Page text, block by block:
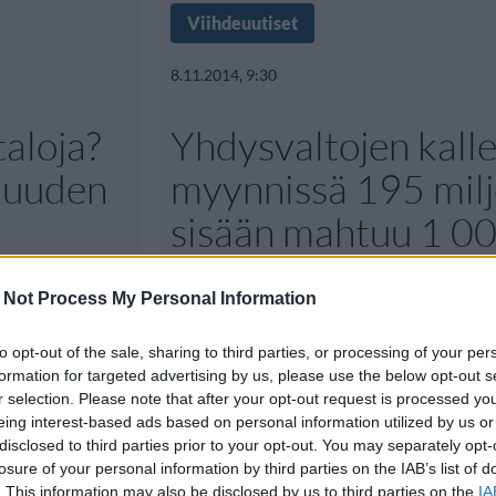
Not Process My Personal Information
opt-out of the sale, sharing to third parties, or processing of your
for targeted advertising by us, please use the below opt-out
selection. Please note that after your opt-out request is processed
interest-based ads based on personal information utilized by us
to third parties prior to your opt-out. You may separately
of your personal information by third parties on the IAB’s list of
This information may also be disclosed by us to third parties on the
talot
Viihdeuutiset
8.11.2014, 9:30
Yhdysvaltojen
myynnissä 195
sisään mahtuu 1
vierasta
Suomessa ja muualla maailmassa
menossa taantuma, josta Suomi